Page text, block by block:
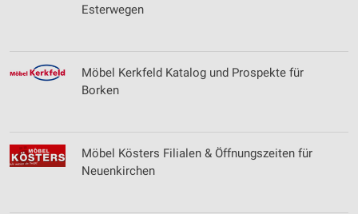
Esterwegen
Möbel Kerkfeld Katalog und Prospekte für
Borken
Möbel Kösters Filialen & Öffnungszeiten für
Neuenkirchen